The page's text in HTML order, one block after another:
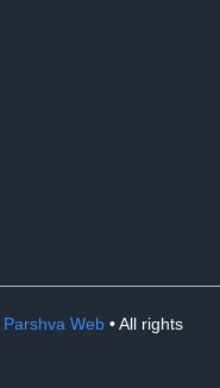
Parshva Web • All rights